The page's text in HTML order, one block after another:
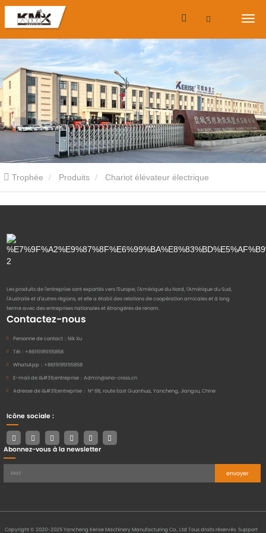
Trophée Produits Chariot élévateur électrique
Les produits de l'entreprise sont exportés vers l'Europe, l'Amérique du Nord, l'Amérique du Sud,
l'Australie et d'autres régions, et elle a établi des relations de coopération amicales et à long
terme avec des entreprises nationales et étrangères de renom.
Contactez-nous
Personne de contact： Nik Xu
Tél： +8615195155858
WhatsApp： +8615195155858
E-mail de l&#39;entreprise： Admin@sino-cross.cn
Adresse de l&#39;entreprise： N° 88, route East Guanhua, Yancheng, Jiangsu, Chine
Icône sociale :
Abonnez-vous à la newsletter
envoyer
Copyright © 2020-2025 Yancheng Kerise Machinery Manufacturing Co., Ltd Tous droits réservés.Support